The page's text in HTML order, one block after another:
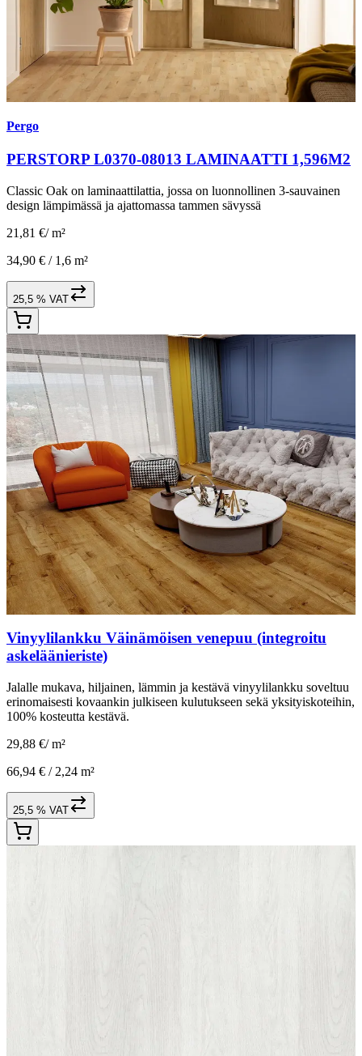
Pergo
PERSTORP L0370-08013 LAMINAATTI 1,596M2
Classic Oak on laminaattilattia, jossa on luonnollinen 3-sauvainen
design lämpimässä ja ajattomassa tammen sävyssä
21,81 €/ m²
34,90 € / 1,6 m²
25,5 % VAT
Vinyylilankku Väinämöisen venepuu (integroitu
askeläänieriste)
Jalalle mukava, hiljainen, lämmin ja kestävä vinyylilankku soveltuu
erinomaisesti kovaankin julkiseen kulutukseen sekä yksityiskoteihin,
100% kosteutta kestävä.
29,88 €/ m²
66,94 € / 2,24 m²
25,5 % VAT